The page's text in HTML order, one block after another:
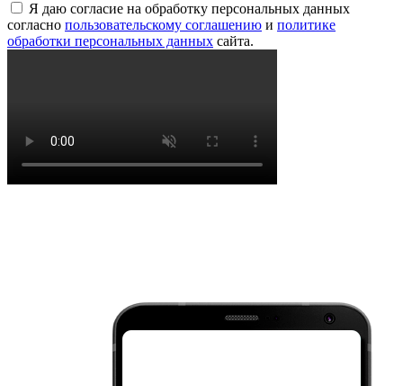
Я даю согласие на обработку персональных данных
согласно пользовательскому соглашению и политике
обработки персональных данных сайта.